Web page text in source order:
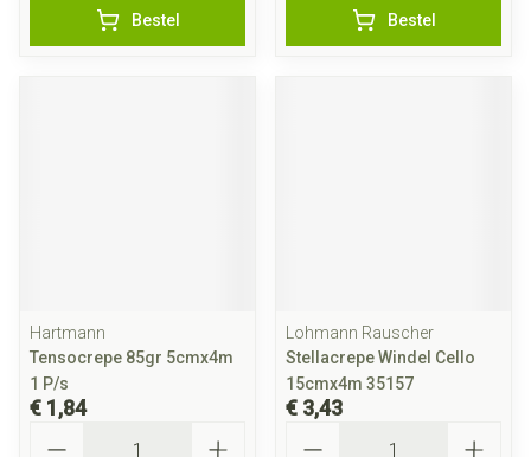
Bestel Bestel
Hartmann
Tensocrepe 85gr 5cmx4m
1 P/s
€ 1,84
Lohmann Rauscher
Stellacrepe Windel Cello
15cmx4m 35157
€ 3,43